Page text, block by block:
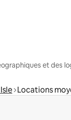
et des
Locations